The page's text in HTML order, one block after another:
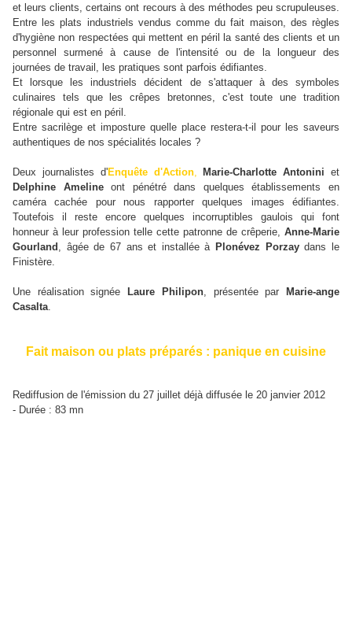
et leurs clients, certains ont recours à des méthodes peu scrupuleuses.
Entre les plats industriels vendus comme du fait maison, des règles
d'hygiène non respectées qui mettent en péril la santé des clients et un
personnel surmené à cause de l'intensité ou de la longueur des
journées de travail, les pratiques sont parfois édifiantes.
Et lorsque les industriels décident de s'attaquer à des symboles
culinaires tels que les crêpes bretonnes, c'est toute une tradition
régionale qui est en péril.
Entre sacrilège et imposture quelle place restera-t-il pour les saveurs
authentiques de nos spécialités locales ?
Deux journalistes d'Enquête d'Action, Marie-Charlotte Antonini et
Delphine Amelineont pénétré dans quelques établissements en
caméra cachée pour nous rapporter quelques images édifiantes.
Toutefois il reste encore quelques incorruptibles gaulois qui font
honneur à leur profession telle cette patronne de crêperie, Anne-Marie
Gourland , âgée de 67 ans et installée à Plonévez Porzaydans le
Finistère.
Une réalisation signée Laure Philipon, présentée par
Marie-ange
Casalta.
Fait maison ou plats préparés : panique en cuisine
Rediffusion de l'émission du 27 juillet déjà diffusée le 20 janvier 2012
- Durée : 83 mn